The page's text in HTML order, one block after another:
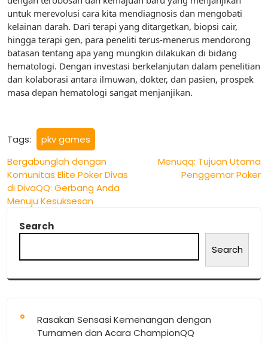
untuk merevolusi cara kita mendiagnosis dan mengobati
kelainan darah. Dari terapi yang ditargetkan, biopsi cair,
hingga terapi gen, para peneliti terus-menerus mendorong
batasan tentang apa yang mungkin dilakukan di bidang
hematologi. Dengan investasi berkelanjutan dalam penelitian
dan kolaborasi antara ilmuwan, dokter, dan pasien, prospek
masa depan hematologi sangat menjanjikan.
Tags: pkv games
Post
navigation
Bergabunglah dengan
Komunitas Elite Poker Divas
di DivaQQ: Gerbang Anda
Menuju Kesuksesan
Menuqq: Tujuan Utama
Penggemar Poker
Search
Search
Rasakan Sensasi Kemenangan dengan
Turnamen dan Acara ChampionQQ